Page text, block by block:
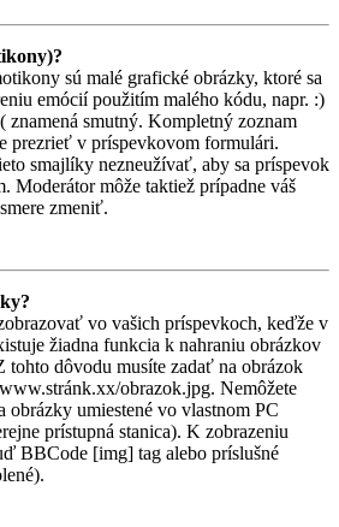
sú malé grafické obrázky, ktoré sa
emócií použitím malého kódu, napr. :)
znamená smutný. Kompletný zoznam
prezrieť v príspevkovom formulári.
smajlíky nezneužívať, aby sa príspevok
Moderátor môže taktiež prípadne váš
zmeniť.
vo vašich príspevkoch, keďže v
žiadna funkcia k nahraniu obrázkov
tohto dôvodu musíte zadať na obrázok
obrazok.jpg. Nemôžete
obrázky umiestené vo vlastnom PC
prístupná stanica). K zobrazeniu
BBCode [img] tag alebo príslušné